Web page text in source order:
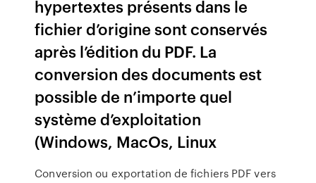
hypertextes présents dans le
fichier d’origine sont conservés
après l’édition du PDF. La
conversion des documents est
possible de n’importe quel
système d’exploitation
(Windows, MacOs, Linux
Conversion ou exportation de fichiers PDF vers